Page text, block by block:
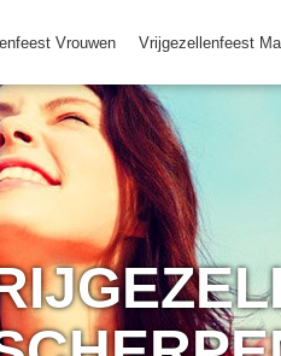
Vrouwen Vrijgezellenfeest